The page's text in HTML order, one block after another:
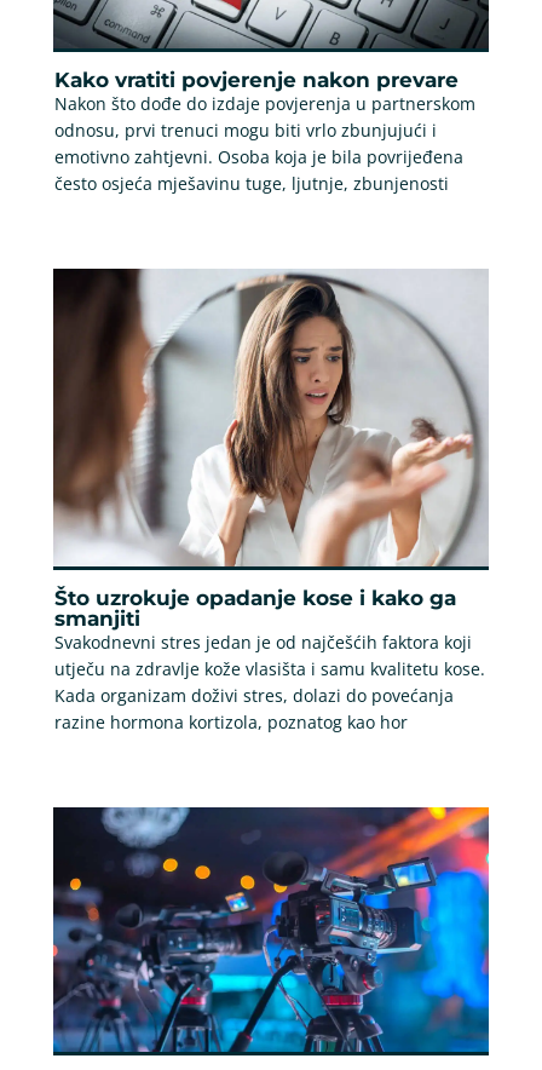
Kako vratiti povjerenje nakon prevare
Nakon što dođe do izdaje povjerenja u partnerskom
odnosu, prvi trenuci mogu biti vrlo zbunjujući i
emotivno zahtjevni. Osoba koja je bila povrijeđena
često osjeća mješavinu tuge, ljutnje, zbunjenosti
Što uzrokuje opadanje kose i kako ga
smanjiti
Svakodnevni stres jedan je od najčešćih faktora koji
utječu na zdravlje kože vlasišta i samu kvalitetu kose.
Kada organizam doživi stres, dolazi do povećanja
razine hormona kortizola, poznatog kao hor